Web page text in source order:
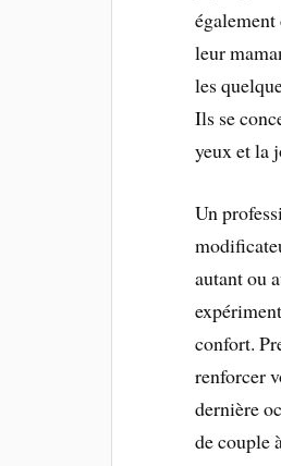
leur
les
Ils se
yeux et la
Un
autant ou
confort.
renforcer
dernière
de couple